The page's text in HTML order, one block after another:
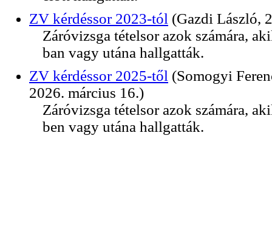
ZV kérdéssor 2023-tól (Gazdi László,
Záróvizsga tételsor azok számára,
ban vagy utána hallgatták.
ZV kérdéssor 2025-től (Somogyi
2026. március 16.)
Záróvizsga tételsor azok számára,
ben vagy utána hallgatták.